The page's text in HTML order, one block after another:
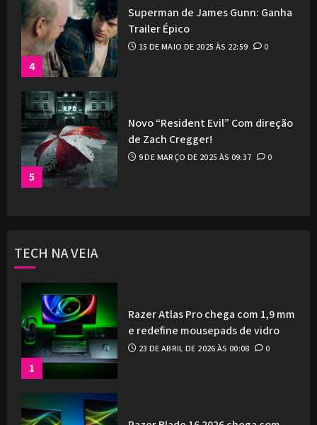
4
Superman de James Gunn: Ganha
Trailer Épico
15 DE MAIO DE 2025 ÀS 22:59 0
5
Novo “Resident Evil” Com direção
de Zach Cregger!
9 DE MARÇO DE 2025 ÀS 09:37 0
TECH NA VEIA
1
Razer Atlas Pro chega com 1,9 mm
e redefine mousepads de vidro
23 DE ABRIL DE 2026 ÀS 00:08 0